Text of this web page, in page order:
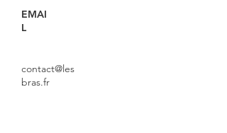
EMAI
L
contact@les
bras.fr